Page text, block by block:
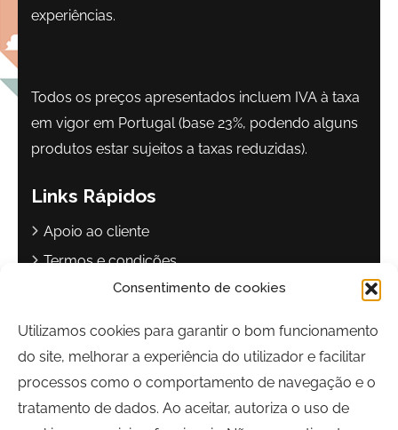
Consentimento de cookies
Utilizamos cookies para garantir o bom funcionamento
do site, melhorar a experiência do utilizador e facilitar
processos como o comportamento de navegação e o
tratamento de dados. Ao aceitar, autoriza o uso de
experiências.
Todos os preços apresentados incluem IVA à taxa
em vigor em Portugal (base 23%, podendo alguns
produtos estar sujeitos a taxas reduzidas).
Links Rápidos
Apoio ao cliente
Termos e condições
Política de privacidade
Contactos
Largo Sebastião Martins Mestre
8700-349, Olhão, Portugal